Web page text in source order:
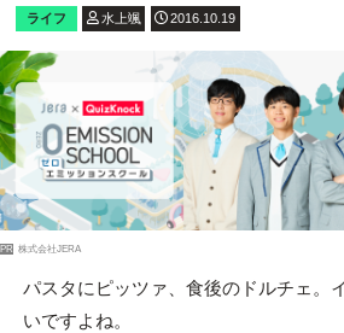
ライフ 水上颯 2016.10.19
PR 株式会社JERA
パスタにピッツァ、食後のドルチェ。
いですよね。